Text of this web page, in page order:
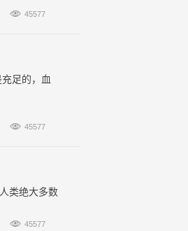
 45577
足的，血
 45577
类绝大多数
 45577